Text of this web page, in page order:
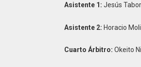
Asistente 1: Jesús
Asistente 2: Horacio
Cuarto Árbitro: Okeito